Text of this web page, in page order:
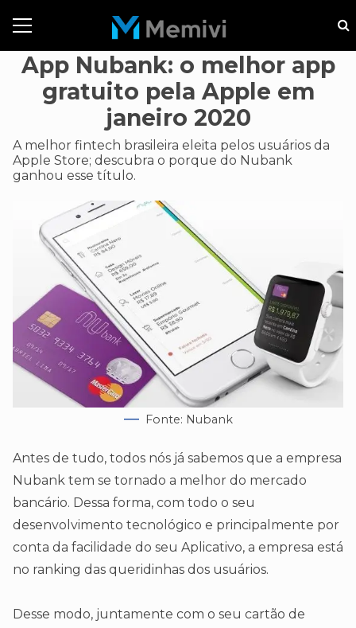
App Nubank: o melhor app
gratuito pela Apple em
janeiro 2020
A melhor fintech brasileira eleita pelos usuários da
Apple Store; descubra o porque do Nubank
ganhou esse título.
Fonte: Nubank
Antes de tudo, todos nós já sabemos que a empresa
Nubank tem se tornado a melhor do mercado
bancário. Dessa forma, com todo o seu
desenvolvimento tecnológico e principalmente por
conta da facilidade do seu Aplicativo, a empresa está
no ranking das queridinhas dos usuários.
Desse modo, juntamente com o seu cartão de